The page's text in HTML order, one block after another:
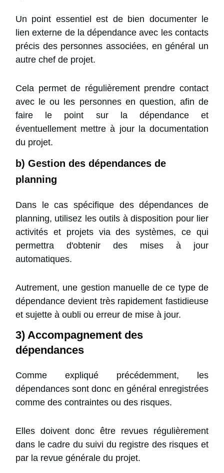
Un point essentiel est de bien documenter le
lien externe de la dépendance avec les contacts
précis des personnes associées, en général un
autre chef de projet.
Cela permet de régulièrement prendre contact
avec le ou les personnes en question, afin de
faire le point sur la dépendance et
éventuellement mettre à jour la documentation
du projet.
b) Gestion des dépendances de
planning
Dans le cas spécifique des dépendances de
planning, utilisez les outils à disposition pour lier
activités et projets via des systèmes, ce qui
permettra d'obtenir des mises à jour
automatiques.
Autrement, une gestion manuelle de ce type de
dépendance devient très rapidement fastidieuse
et sujette à oubli ou erreur de mise à jour.
3) Accompagnement des
dépendances
Comme expliqué précédemment, les
dépendances sont donc en général enregistrées
comme des contraintes ou des risques.
Elles doivent donc être revues régulièrement
dans le cadre du suivi du registre des risques et
par la revue générale du projet.